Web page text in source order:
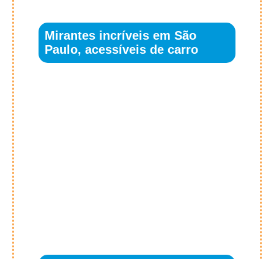
Mirantes incríveis em São
Paulo, acessíveis de carro